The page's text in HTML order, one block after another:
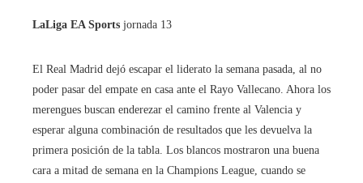
LaLiga EA Sports jornada 13
El Real Madrid dejó escapar el liderato la semana pasada, al no
poder pasar del empate en casa ante el Rayo Vallecano. Ahora los
merengues buscan enderezar el camino frente al Valencia y
esperar alguna combinación de resultados que les devuelva la
primera posición de la tabla. Los blancos mostraron una buena
cara a mitad de semana en la Champions League, cuando se